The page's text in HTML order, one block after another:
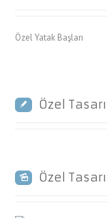
Özel Yatak Başları
Özel
Özel